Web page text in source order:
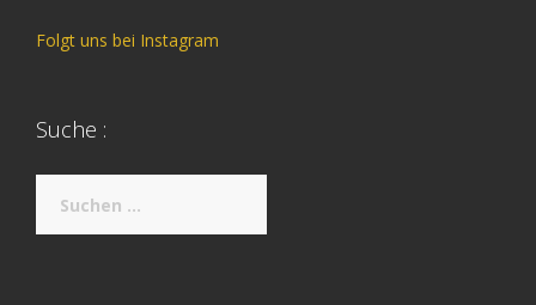
Folgt uns bei Instagram
Suche :
nach: